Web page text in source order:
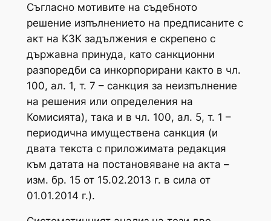
Съгласно мотивите на съдебното
решение изпълнението на предписаните с
акт на КЗК задължения е скрепено с
държавна принуда, като санкционни
разпоредби са инкорпорирани както в чл.
100, ал. 1, т. 7 – санкция за неизпълнение
на решения или определения на
Комисията), така и в чл. 100, ал. 5, т. 1 –
периодична имуществена санкция (и
двата текста с приложимата редакция
към датата на постановяване на акта –
изм. бр. 15 от 15.02.2013 г. в сила от
01.01.2014 г.).